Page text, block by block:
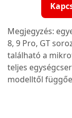
Megjegyzés:
8, 9 Pro, GT
található a
teljes
modelltől